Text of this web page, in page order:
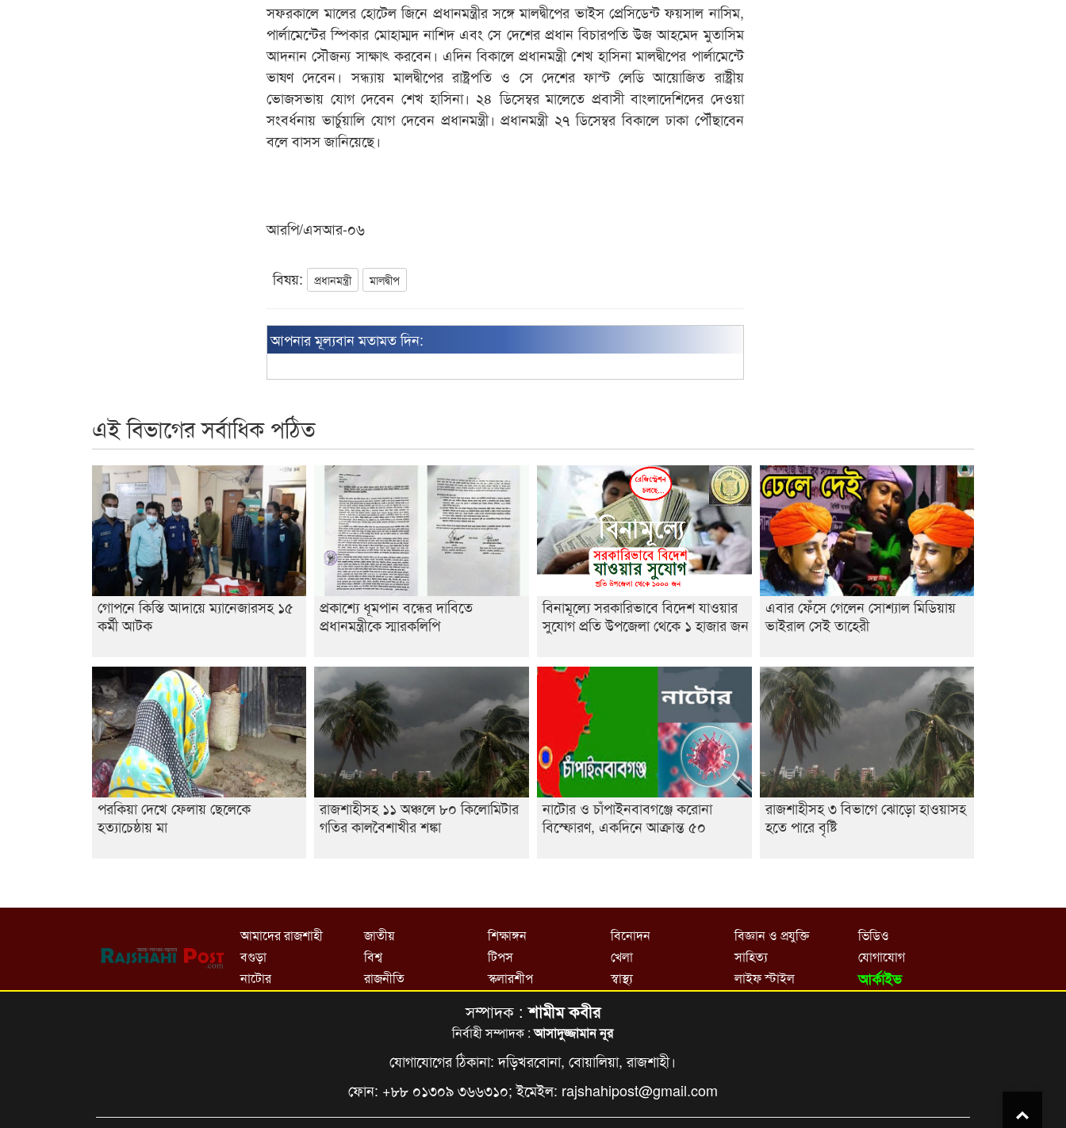
সফরকালে মালের হোটেল জিনে প্রধানমন্ত্রীর সঙ্গে মালদ্বীপের ভাইস প্রেসিডেন্ট ফয়সাল নাসিম,
পার্লামেন্টের স্পিকার মোহাম্মদ নাশিদ এবং সে দেশের প্রধান বিচারপতি উজ আহমেদ মুতাসিম
আদনান সৌজন্য সাক্ষাৎ করবেন। এদিন বিকালে প্রধানমন্ত্রী শেখ হাসিনা মালদ্বীপের পার্লামেন্টে
ভাষণ দেবেন। সন্ধ্যায় মালদ্বীপের রাষ্ট্রপতি ও সে দেশের ফাস্ট লেডি আয়োজিত রাষ্ট্রীয়
ভোজসভায় যোগ দেবেন শেখ হাসিনা। ২৪ ডিসেম্বর মালেতে প্রবাসী বাংলাদেশিদের দেওয়া
সংবর্ধনায় ভার্চুয়ালি যোগ দেবেন প্রধানমন্ত্রী। প্রধানমন্ত্রী ২৭ ডিসেম্বর বিকালে ঢাকা পৌঁছাবেন
বলে বাসস জানিয়েছে।
আরপি/এসআর-০৬
বিষয়: প্রধানমন্ত্রী মালদ্বীপ
আপনার মূল্যবান মতামত দিন:
এই বিভাগের সর্বাধিক পঠিত
গোপনে কিস্তি আদায়ে ম্যানেজারসহ ১৫
কর্মী আটক
প্রকাশ্যে ধূমপান বন্ধের দাবিতে
প্রধানমন্ত্রীকে স্মারকলিপি
বিনামূল্যে সরকারিভাবে বিদেশ যাওয়ার
সুযোগ প্রতি উপজেলা থেকে ১ হাজার জন
এবার ফেঁসে গেলেন সোশ্যাল মিডিয়ায়
ভাইরাল সেই তাহেরী
পরকিয়া দেখে ফেলায় ছেলেকে
হত্যাচেষ্ঠায় মা
রাজশাহীসহ ১১ অঞ্চলে ৮০ কিলোমিটার
গতির কালবৈশাখীর শঙ্কা
নাটোর ও চাঁপাইনবাবগঞ্জে করোনা
বিস্ফোরণ, একদিনে আক্রান্ত ৫০
রাজশাহীসহ ৩ বিভাগে ঝোড়ো হাওয়াসহ
হতে পারে বৃষ্টি
আমাদের রাজশাহী
বগুড়া
নাটোর
জাতীয়
বিশ্ব
রাজনীতি
শিক্ষাঙ্গন
টিপস
স্কলারশীপ
বিনোদন
খেলা
স্বাস্থ্য
বিজ্ঞান ও প্রযুক্তি
সাহিত্য
লাইফ স্টাইল
ভিডিও
যোগাযোগ
আর্কাইভ
সম্পাদক : শামীম কবীর
নির্বাহী সম্পাদক :আসাদুজ্জামান নূর
যোগাযোগের ঠিকানা: দড়িখরবোনা, বোয়ালিয়া, রাজশাহী।
ফোন: +৮৮ ০১৩০৯ ৩৬৬৩১০; ইমেইল: rajshahipost@gmail.com